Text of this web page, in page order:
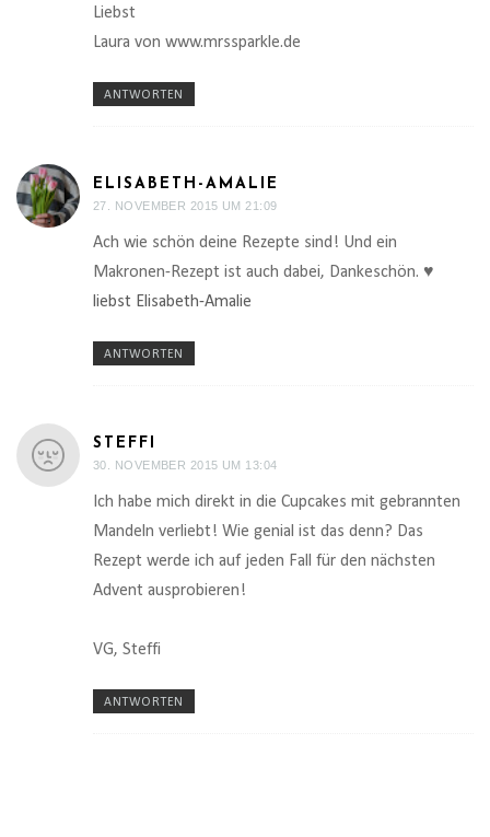
Liebst
Laura von www.mrssparkle.de
ANTWORTEN
ELISABETH-AMALIE
27. NOVEMBER 2015 UM 21:09
Ach wie schön deine Rezepte sind! Und ein
Makronen-Rezept ist auch dabei, Dankeschön. ♥
liebst Elisabeth-Amalie
ANTWORTEN
STEFFI
30. NOVEMBER 2015 UM 13:04
Ich habe mich direkt in die Cupcakes mit gebrannten
Mandeln verliebt! Wie genial ist das denn? Das
Rezept werde ich auf jeden Fall für den nächsten
Advent ausprobieren!
VG, Steffi
ANTWORTEN